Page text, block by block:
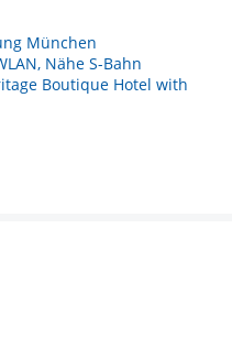
München
Nähe S-Bahn
Boutique Hotel with